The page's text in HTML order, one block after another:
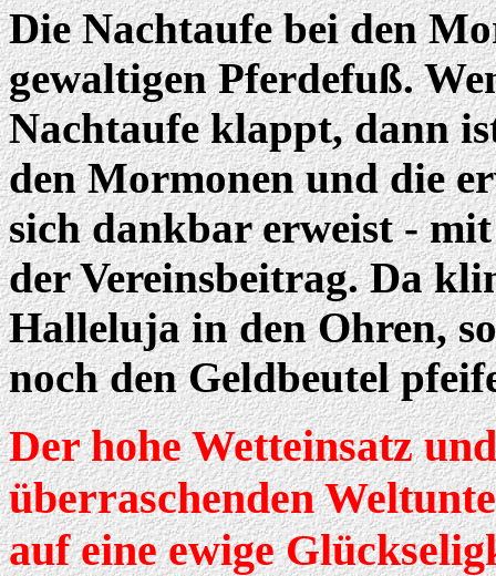
Die Nachtaufe bei den
gewaltigen Pferdefuß.
Nachtaufe klappt, dann
den Mormonen und die
sich dankbar erweist -
der Vereinsbeitrag. Da
Halleluja in den Ohren,
noch den Geldbeutel
Der hohe Wetteinsatz
überraschenden
auf eine ewige